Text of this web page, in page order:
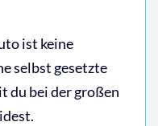
ist keine
selbst gesetzte
du bei der großen